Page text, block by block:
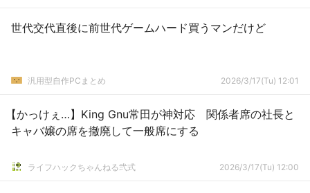
世代交代直後に前世代ゲームハード買うマンだけど
汎用型自作PCまとめ 2026/3/17(Tu) 12:01
【かっけぇ…】King Gnu常田が神対応 関係者席の社長と
キャバ嬢の席を撤廃して一般席にする
ライフハックちゃんねる弐式 2026/3/17(Tu) 12:00